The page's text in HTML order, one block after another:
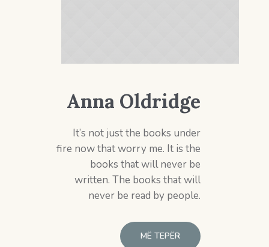
Anna Oldridge
It’s not just the books under
fire now that worry me. It is the
books that will never be
written. The books that will
never be read by people.
MË TEPËR